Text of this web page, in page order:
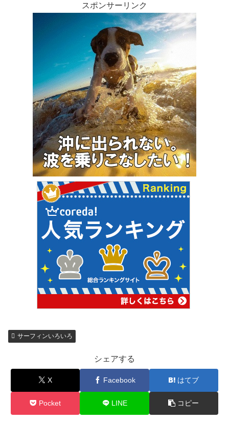
スポンサーリンク
サーフィンいろいろ
シェアする
X Facebook はてブ
Pocket LINE コピー